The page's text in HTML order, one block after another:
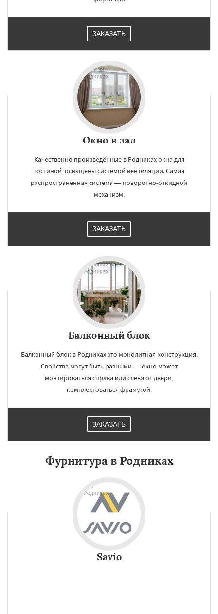
Работаем по
регионам
Софрино
Уваровка
Фряново Хорлово
ЗАКАЗАТЬ
Окно в зал
Качественно произведённые в Родниках окна для
гостиной, оснащены системой вентиляции. Самая
распространённая система — поворотно-откидной
механизм.
ЗАКАЗАТЬ
Балконный блок
Балконный блок в Родниках это монолитная конструкция.
Свойства могут быть разными — окно может
монтироваться справа или слева от двери,
комплектоваться фрамугой.
ЗАКАЗАТЬ
Фурнитура в Родниках
Savio
УЗНАТЬ ПОДРОБНЕЕ
Даю согласие на обработку персональных данных